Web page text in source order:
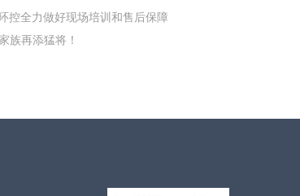
控全力做好现场培训和售后保障
族再添猛将！